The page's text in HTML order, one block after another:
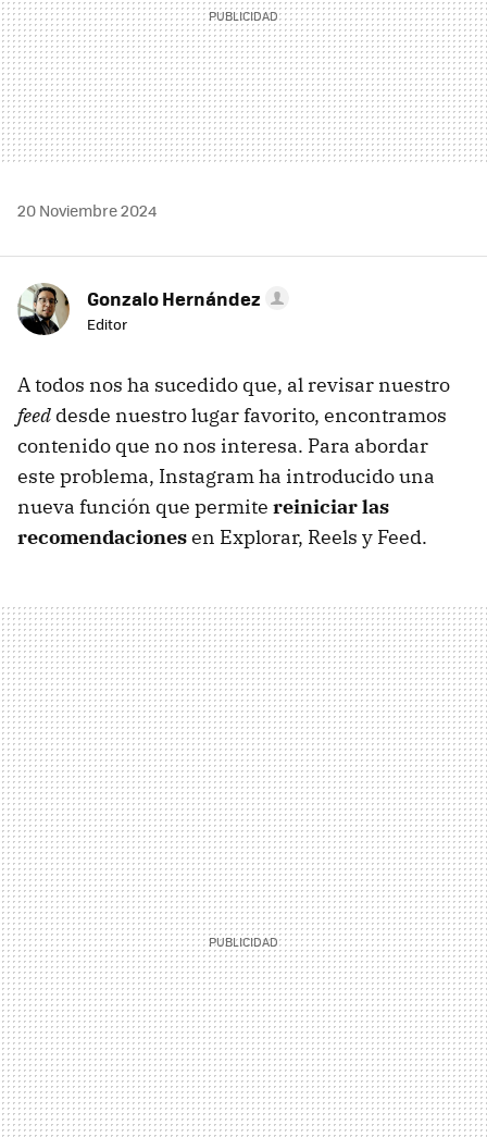
20 Noviembre 2024
Gonzalo Hernández
Editor
A todos nos ha sucedido que, al revisar nuestro
feed desde nuestro lugar favorito, encontramos
contenido que no nos interesa. Para abordar
este problema, Instagram ha introducido una
nueva función que permite reiniciar las
recomendacionesen Explorar, Reels y Feed.